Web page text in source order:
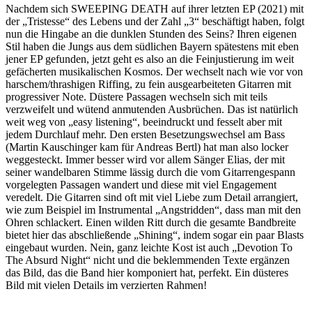
Nachdem sich SWEEPING DEATH auf ihrer letzten EP (2021) mit
der „Tristesse“ des Lebens und der Zahl „3“ beschäftigt haben, folgt
nun die Hingabe an die dunklen Stunden des Seins? Ihren eigenen
Stil haben die Jungs aus dem südlichen Bayern spätestens mit eben
jener EP gefunden, jetzt geht es also an die Feinjustierung im weit
gefächerten musikalischen Kosmos. Der wechselt nach wie vor von
harschem/thrashigen Riffing, zu fein ausgearbeiteten Gitarren mit
progressiver Note. Düstere Passagen wechseln sich mit teils
verzweifelt und wütend anmutenden Ausbrüchen. Das ist natürlich
weit weg von „easy listening“, beeindruckt und fesselt aber mit
jedem Durchlauf mehr. Den ersten Besetzungswechsel am Bass
(Martin Kauschinger kam für Andreas Bertl) hat man also locker
weggesteckt. Immer besser wird vor allem Sänger Elias, der mit
seiner wandelbaren Stimme lässig durch die vom Gitarrengespann
vorgelegten Passagen wandert und diese mit viel Engagement
veredelt. Die Gitarren sind oft mit viel Liebe zum Detail arrangiert,
wie zum Beispiel im Instrumental „Angstridden“, dass man mit den
Ohren schlackert. Einen wilden Ritt durch die gesamte Bandbreite
bietet hier das abschließende „Shining“, indem sogar ein paar Blasts
eingebaut wurden. Nein, ganz leichte Kost ist auch „Devotion To
The Absurd Night“ nicht und die beklemmenden Texte ergänzen
das Bild, das die Band hier komponiert hat, perfekt. Ein düsteres
Bild mit vielen Details im verzierten Rahmen!